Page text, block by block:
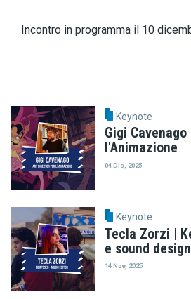
Incontro in programma il 10
Keynote
Gigi
l'Animazione
04 Dic, 2025
Keynote
Tecla Zorzi |
e sound design
14 Nov, 2025